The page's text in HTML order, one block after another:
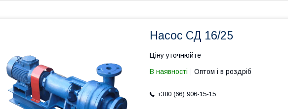
Насос СД 16/25
Ціну уточнюйте
В наявності Оптом і в роздріб
+380 (66) 906-15-15